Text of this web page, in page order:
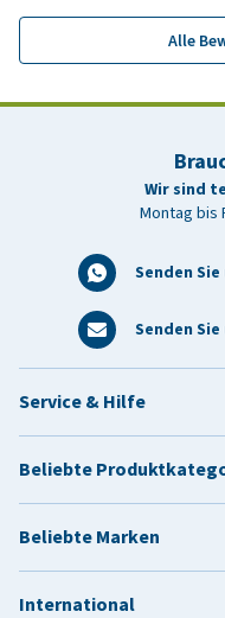
Alle
Wir sind
Montag bis
Senden
Senden
Service & Hilfe
Beliebte
Beliebte Marken
International